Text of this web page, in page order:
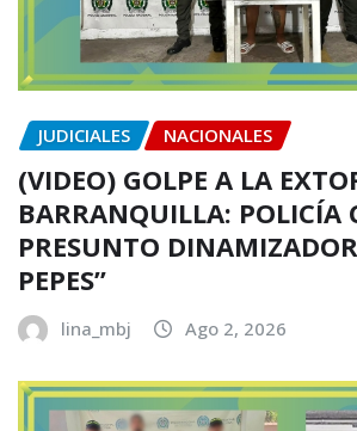
JUDICIALES NACIONALES
(VIDEO) GOLPE A LA
BARRANQUILLA: POLICÍA
PRESUNTO
PEPES”
lina_mbj Ago 2, 2026